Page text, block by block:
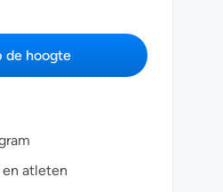
de hoogte
en atleten